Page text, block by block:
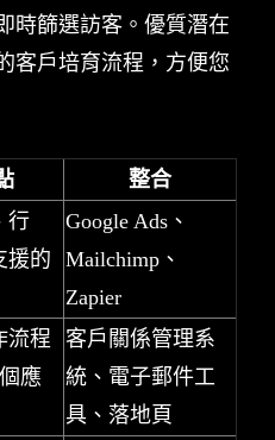
時篩選訪客。優質潛在
客戶培育流程，方便您
整合
行
援的
Google Ads、
Mailchimp、
Zapier
流程
應
客戶關係管理系
統、電子郵件工
具、落地頁